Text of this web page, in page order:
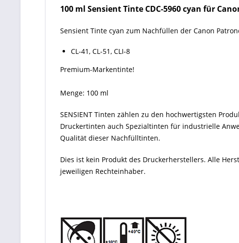
100 ml Sensient Tinte CDC-5960 cyan für
Sensient Tinte cyan zum Nachfüllen der Canon
CL-41, CL-51, CLI-8
Premium-Markentinte!
Menge: 100 ml
SENSIENT Tinten zählen zu den hochwertigsten
Druckertinten auch Spezialtinten für industrielle
Qualität dieser Nachfülltinten.
Dies ist kein Produkt des Druckerherstellers. Alle
jeweiligen Rechteinhaber.